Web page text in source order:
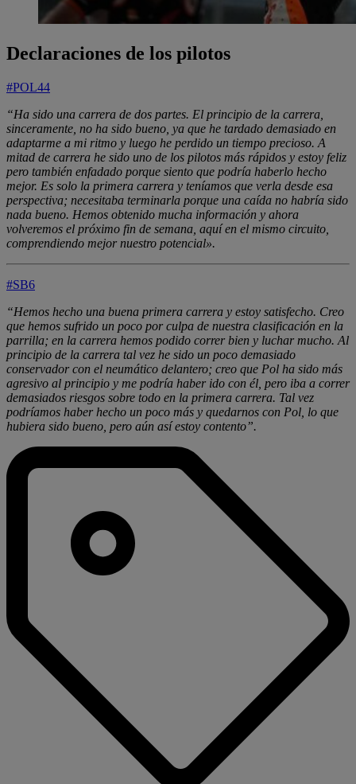
Declaraciones de los pilotos
#POL44
“Ha sido una carrera de dos partes. El principio de la carrera,
sinceramente, no ha sido bueno, ya que he tardado demasiado en
adaptarme a mi ritmo y luego he perdido un tiempo precioso. A
mitad de carrera he sido uno de los pilotos más rápidos y estoy feliz
pero también enfadado porque siento que podría haberlo hecho
mejor. Es solo la primera carrera y teníamos que verla desde esa
perspectiva; necesitaba terminarla porque una caída no habría sido
nada bueno. Hemos obtenido mucha información y ahora
volveremos el próximo fin de semana, aquí en el mismo circuito,
comprendiendo mejor nuestro potencial».
#SB6
“Hemos hecho una buena primera carrera y estoy satisfecho. Creo
que hemos sufrido un poco por culpa de nuestra clasificación en la
parrilla; en la carrera hemos podido correr bien y luchar mucho. Al
principio de la carrera tal vez he sido un poco demasiado
conservador con el neumático delantero; creo que Pol ha sido más
agresivo al principio y me podría haber ido con él, pero iba a correr
demasiados riesgos sobre todo en la primera carrera. Tal vez
podríamos haber hecho un poco más y quedarnos con Pol, lo que
hubiera sido bueno, pero aún así estoy contento”.